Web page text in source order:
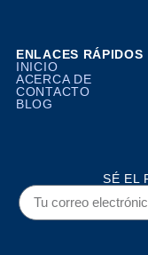
ENLACES RÁPIDOS
INICIO
ACERCA DE
CONTACTO
BLOG
SÉ EL